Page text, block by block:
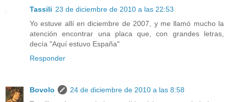
Tassili 23 de diciembre de 2010 a las 22:53
Yo estuve allí en diciembre de 2007, y me llamó mucho la
atención encontrar una placa que, con grandes letras,
decía "Aquí estuvo España"
Responder
Bovolo
24 de diciembre de 2010 a las 8:58